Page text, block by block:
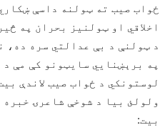
ځواب صیب ته ټولنه داسې
د ټولنې د بې‌ عدالتي سره ده،
په برېښنایي سایټونو کې مې
ولولئ بیا د شوخې شاعرۍ خبره
بیت: